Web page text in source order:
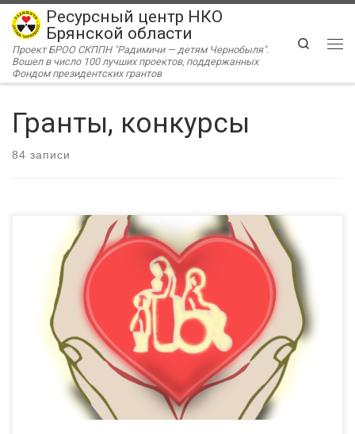
Перейти к содержимому
Ресурсный центр НКО
Брянской области
Проект БРОО СКППН "Радимичи — детям Чернобыля".
Вошел в число 100 лучших проектов, поддержанных
Фондом президентских грантов
Search
Гранты, конкурсы
84 записи
в рамках подпрограммы «Содействие развитию институтов
гражданского общества и государственная поддержка
социально ориентированных некоммерческих организаций
Брянской области» государственной программы
«Социальная и демографическая политика Брянской
области» Департамент семьи, социальной и демографической
политики Брянской области приглашает социально
ориентированные некоммерческие организации,
зарегистрированные и действующие на территории Брянской
области, принять участие в конкурсном отборе […]